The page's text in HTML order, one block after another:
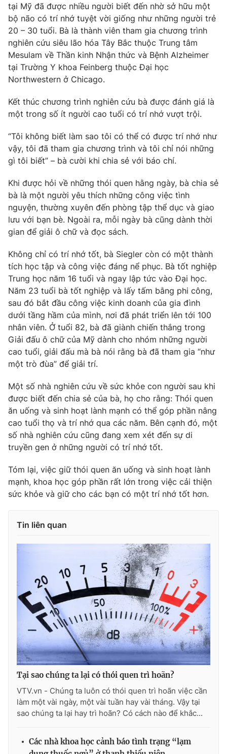
Thế giới đó đây
Câu chuyện quốc tế
Tài chính
Thị trường
Góc doanh nghiệp
Dữ liệu và đời sống
Truyền hình
Phim VTV
Nhân vật
Khán giả
Giải sao mai
Giải trí
Điện ảnh
Sao
Đời sống
Du lịch
Làm đẹp
Giáo dục
Tuyển sinh
Học trực tuyến
Hitech Công nghệ tương lai
Sản phẩm
Thị trường
Tư vấn
Giao lưu trực tuyến
Lịch phát sóng
Chuyên mục khác
Emagazine Podcast
Photo Infographic
Video Shorts video
VTV Sức khoẻ Bất động sản
Thị trường 24h Tấm lòng Việt
Vươn mình bằng AI
VTV9 VTV8
Liên hệ tòa soạn
THỜI BÁO VTV
Theo dõi báo trên
Cơ quan chủ quản:Đài Truyền hình Việt Nam
Cơ quan báo chí:Thời báo VTV
Giấy phép hoạt động báo in và báo điện tử số 483/GP-BTTTT
cấp ngày 29/12/2023
Tổng Biên tập: Vũ Thanh Thủy
Phó Tổng Biên tập:
Tổng đài VTV:024.38 355 931 - 024.38 355 932
tại Mỹ đã được nhiều người biết đến nhờ sở hữu một
bộ não có trí nhớ tuyệt vời giống như những người trẻ
20 – 30 tuổi. Bà là thành viên tham gia chương trình
nghiên cứu siêu lão hóa Tây Bắc thuộc Trung tâm
Mesulam về Thần kinh Nhận thức và Bệnh Alzheimer
tại Trường Y khoa Feinberg thuộc Đại học
Northwestern ở Chicago.
Kết thúc chương trình nghiên cứu bà được đánh giá là
một trong số ít người cao tuổi có trí nhớ vượt trội.
“Tôi không biết làm sao tôi có thể có được trí nhớ như
vậy, tôi đã tham gia chương trình và tôi chỉ nói những
gì tôi biết” – bà cười khi chia sẻ với báo chí.
Khi được hỏi về những thói quen hằng ngày, bà chia sẻ
bà là một người yêu thích những công việc tình
nguyện, thường xuyên đến phòng tập thể dục và giao
lưu với bạn bè. Ngoài ra, mỗi ngày bà cũng dành thời
gian để giải ô chữ và đọc sách.
Không chỉ có trí nhớ tốt, bà Siegler còn có một thành
tích học tập và công việc đáng nể phục. Bà tốt nghiệp
Trung học năm 16 tuổi và ngay lập tức vào Đại học.
Năm 23 tuổi bà tốt nghiệp và lấy tấm bằng phi công,
sau đó bắt đầu công việc kinh doanh của gia đình
dưới tầng hầm của mình, nơi đã phát triển lên tới 100
nhân viên. Ở tuổi 82, bà đã giành chiến thắng trong
Giải đấu ô chữ của Mỹ dành cho nhóm những người
cao tuổi, giải đấu mà bà nói rằng bà đã tham gia “như
một trò đùa” để giải trí.
Một số nhà nghiên cứu về sức khỏe con người sau khi
được biết đến chia sẻ của bà, họ cho rằng: Thói quen
ăn uống và sinh hoạt lành mạnh có thể góp phần nâng
cao tuổi thọ và trí nhớ qua các năm. Bên cạnh đó, một
số nhà nghiên cứu cũng đang xem xét đến sự di
truyền gen ở những người có trí nhớ tốt.
Tóm lại, việc giữ thói quen ăn uống và sinh hoạt lành
mạnh, khoa học góp phần rất lớn trong việc cải thiện
sức khỏe và giữ cho các bạn có một trí nhớ tốt hơn.
Tin liên quan
Tại sao chúng ta lại có thói quen trì hoãn?
VTV.vn - Chúng ta luôn có thói quen trì hoãn việc cần
làm một vài ngày, một vài tuần hay vài tháng. Vậy tại
sao chúng ta lại hay trì hoãn? Có cách nào để khắc...
Các nhà khoa học cảnh báo tình trạng “lạm